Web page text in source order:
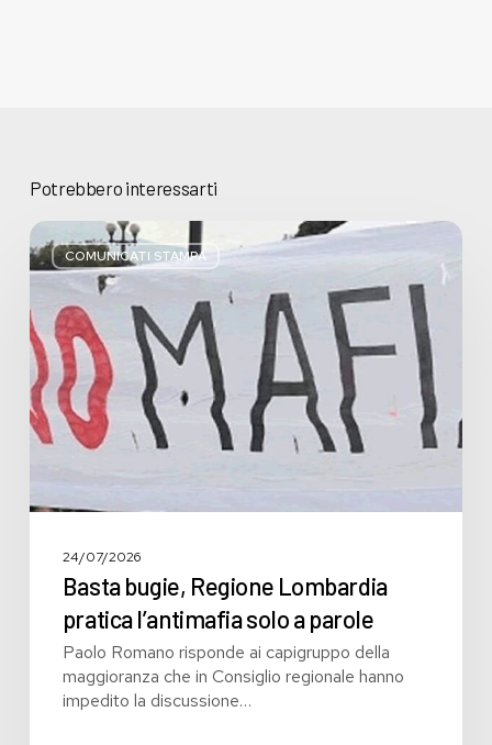
Potrebbero interessarti
COMUNICATI STAMPA
Basta
bugie,
Regione
Lombardia
pratica
l’antimafia
solo
a
parole
24/07/2026
Basta bugie, Regione Lombardia
pratica l’antimafia solo a parole
Paolo Romano risponde ai capigruppo della
maggioranza che in Consiglio regionale hanno
impedito la discussione…